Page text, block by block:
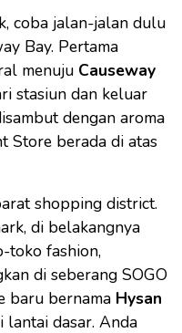
coba jalan-jalan dulu
Bay. Pertama
menuju Causeway
stasiun dan keluar
dengan aroma
Store berada di atas
shopping district.
di belakangnya
toko fashion,
di seberang SOGO
baru bernama Hysan
lantai dasar. Anda